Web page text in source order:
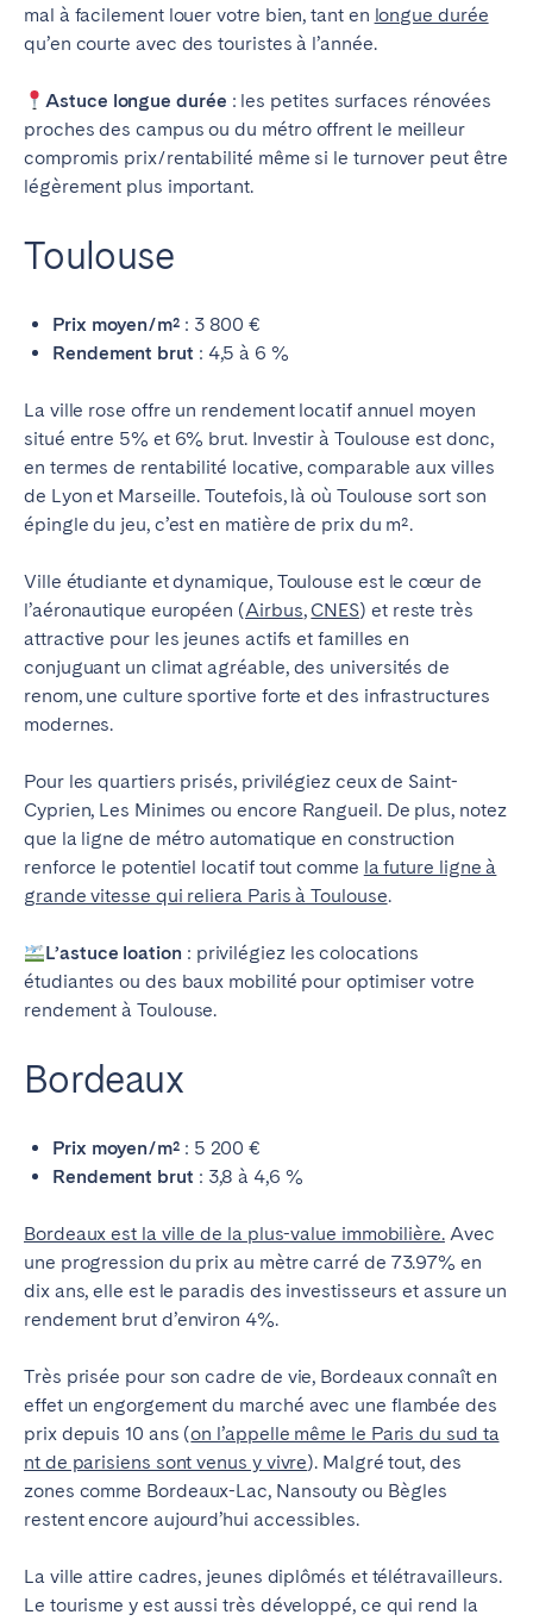
mal à facilement louer votre bien, tant en longue durée
qu’en courte avec des touristes à l’année.
Astuce longue durée : les petites surfaces rénovées
proches des campus ou du métro offrent le meilleur
compromis prix/rentabilité même si le turnover peut être
légèrement plus important.
Toulouse
Prix moyen/m²: 3 800 €
Rendement brut : 4,5 à 6 %
La ville rose offre un rendement locatif annuel moyen
situé entre 5% et 6% brut. Investir à Toulouse est donc,
en termes de rentabilité locative, comparable aux villes
de Lyon et Marseille. Toutefois, là où Toulouse sort son
épingle du jeu, c’est en matière de prix du m².
Ville étudiante et dynamique, Toulouse est le cœur de
l’aéronautique européen (Airbus, CNES) et reste très
attractive pour les jeunes actifs et familles en
conjuguant un climat agréable, des universités de
renom, une culture sportive forte et des infrastructures
modernes.
Pour les quartiers prisés, privilégiez ceux de Saint-
Cyprien, Les Minimes ou encore Rangueil. De plus, notez
que la ligne de métro automatique en construction
renforce le potentiel locatif tout comme la future ligne à
grande vitesse qui reliera Paris à Toulouse.
L’astuce loation : privilégiez les colocations
étudiantes ou des baux mobilité pour optimiser votre
rendement à Toulouse.
Bordeaux
Prix moyen/m²: 5 200 €
Rendement brut : 3,8 à 4,6 %
Bordeaux est la ville de la plus-value immobilière.Avec
une progression du prix au mètre carré de 73.97% en
dix ans, elle est le paradis des investisseurs et assure un
rendement brut d’environ 4%.
Très prisée pour son cadre de vie, Bordeaux connaît en
effet un engorgement du marché avec une flambée des
prix depuis 10 ans (on l’appelle même le Paris du sud ta
nt de parisiens sont venus y vivre). Malgré tout, des
zones comme Bordeaux-Lac, Nansouty ou Bègles
restent encore aujourd’hui accessibles.
La ville attire cadres, jeunes diplômés et télétravailleurs.
Le tourisme y est aussi très développé, ce qui rend la